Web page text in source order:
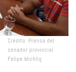
Crédito: Prensa del
senador provincial
Felipe Michlig